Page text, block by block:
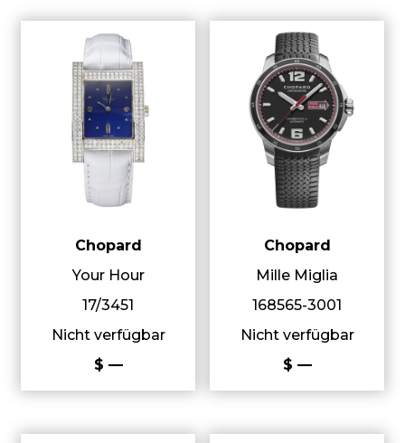
Chopard
Your Hour
17/3451
Nicht verfügbar
$ —
Chopard
Mille Miglia
168565-3001
Nicht verfügbar
$ —